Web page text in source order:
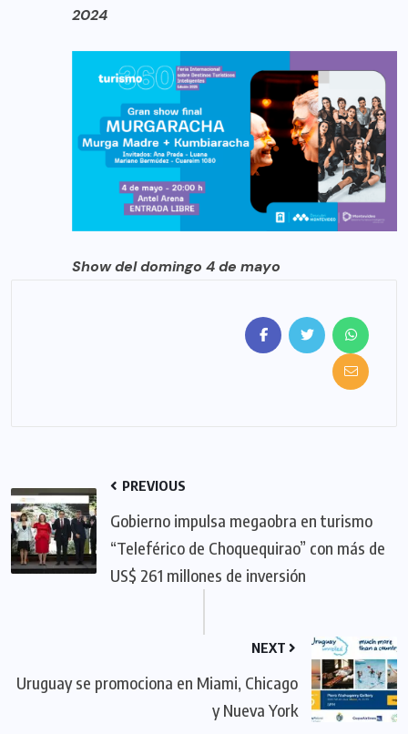
2024
Show del domingo 4 de mayo
PREVIOUS
Gobierno impulsa megaobra en turismo
“Teleférico de Choquequirao” con más de
US$ 261 millones de inversión
NEXT
Uruguay se promociona en Miami, Chicago
y Nueva York